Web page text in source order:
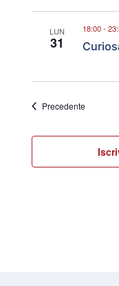
LUN
31
18:00-
Precedente